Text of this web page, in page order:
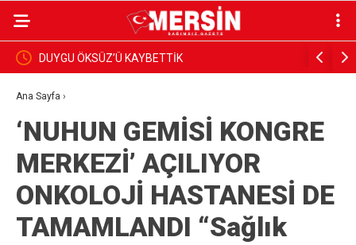
DUYGU ÖKSÜZ’Ü KAYBETTİK BAŞKAN
Ana Sayfa ›
‘NUHUN GEMİSİ KONGRE
MERKEZİ’ AÇILIYOR
ONKOLOJİ HASTANESİ DE
TAMAMLANDI “Sağlık